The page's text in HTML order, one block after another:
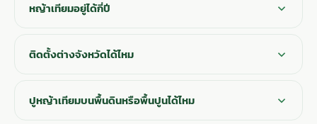
หญ้าเทียมอยู่ได้กี่ปี
ติดตั้งต่างจังหวัดได้ไหม
ปูหญ้าเทียมบนพื้นดินหรือพื้นปูนได้ไหม